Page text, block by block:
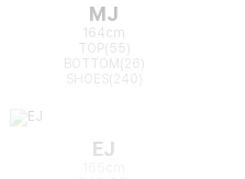
MJ
164cm
TOP(55)
BOTTOM(26)
EJ